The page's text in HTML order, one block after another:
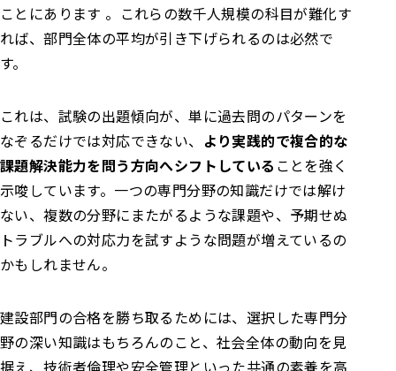
ことにあります 。これらの数千人規模の科目が難化す
れば、部門全体の平均が引き下げられるのは必然で
す。
これは、試験の出題傾向が、単に過去問のパターンを
なぞるだけでは対応できない、 より実践的で複合的な
課題解決能力を問う方向へシフトしている ことを強く
示唆しています。一つの専門分野の知識だけでは解け
ない、複数の分野にまたがるような課題や、予期せぬ
トラブルへの対応力を試すような問題が増えているの
かもしれません。
建設部門の合格を勝ち取るためには、選択した専門分
野の深い知識はもちろんのこと、社会全体の動向を見
据え、技術者倫理や安全管理といった共通の素養を高